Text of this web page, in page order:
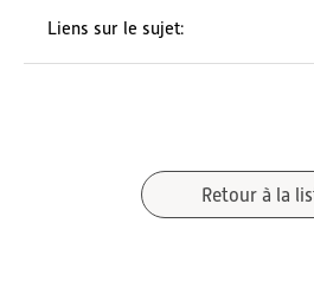
Liens sur le sujet:
Retour à la